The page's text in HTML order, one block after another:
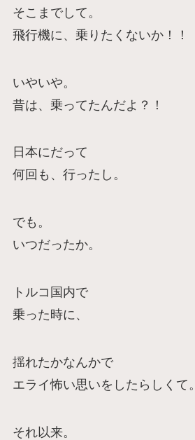
そこまでして。
飛行機に、乗りたくないか！！
いやいや。
昔は、乗ってたんだよ？！
日本にだって
何回も、行ったし。
でも。
いつだったか。
トルコ国内で
乗った時に、
揺れたかなんかで
エライ怖い思いをしたらしくて。
それ以来。